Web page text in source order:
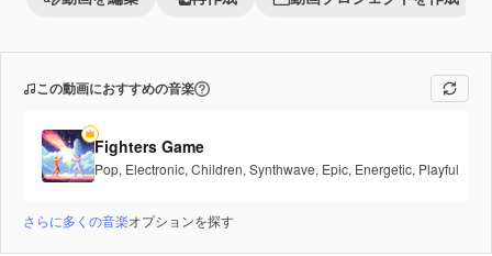
この動画におすすめの音楽
Fighters Game
Pop, Electronic, Children, Synthwave, Epic, Energetic, Playful
さらに多くの音楽オプションを探す